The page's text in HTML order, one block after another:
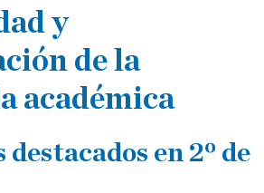
y
de la
académica
destacados en 2º de